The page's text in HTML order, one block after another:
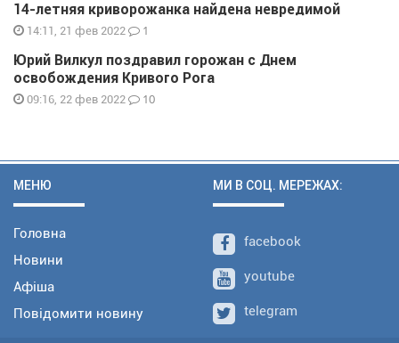
14-летняя криворожанка найдена невредимой
14:11, 21 фев 2022 1
Юрий Вилкул поздравил горожан с Днем
освобождения Кривого Рога
09:16, 22 фев 2022 10
МЕНЮ
Головна
Новини
Афіша
Повідомити новину
МИ В СОЦ. МЕРЕЖАХ:
facebook
youtube
telegram